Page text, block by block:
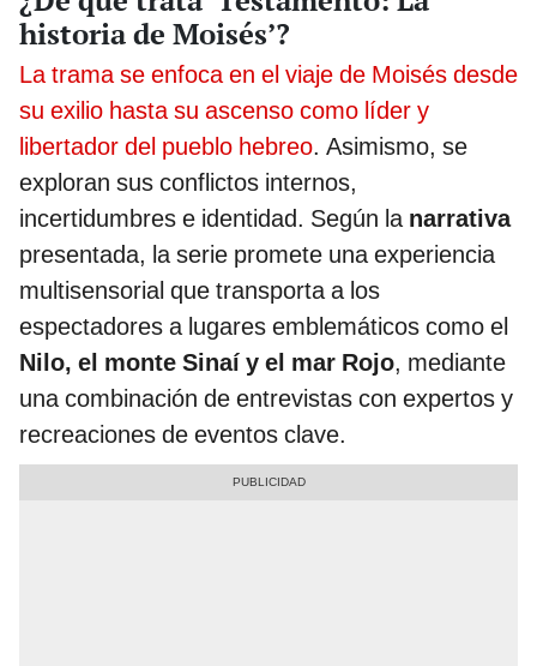
historia de Moisés’?
La trama se enfoca en el viaje de Moisés desde
su exilio hasta su ascenso como líder y
libertador del pueblo hebreo. Asimismo, se
exploran sus conflictos internos,
incertidumbres e identidad. Según la narrativa
presentada, la serie promete una experiencia
multisensorial que transporta a los
espectadores a lugares emblemáticos como el
Nilo, el monte Sinaí y el mar Rojo, mediante
una combinación de entrevistas con expertos y
recreaciones de eventos clave.